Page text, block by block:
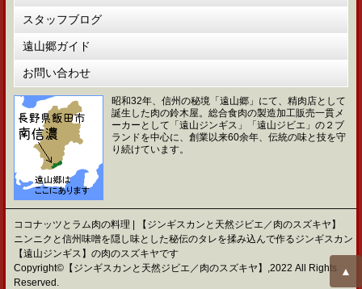
スタッフブログ
遠山郷ガイド
お問い合わせ
昭和32年、信州の秘境「遠山郷」にて、精肉店として
誕生した肉の鈴木屋。総合食肉の製造加工販売一貫メ
ーカーとして「遠山ジンギス」「遠山ジビエ」の２ブ
ランドを中心に、創業以来60余年、伝統の味と技を守
り続けています。
ココナッツとラム肉の料理 | 【ジンギスカンと天然ジビエ／肉のスズキヤ】
ニンニクと信州味噌を隠し味とした秘伝のタレを揉み込んで作るジンギスカン
【遠山ジンギス】の肉のスズキヤです
Copyright©【ジンギスカンと天然ジビエ／肉のスズキヤ】,2022 All Rights
Reserved.
▲